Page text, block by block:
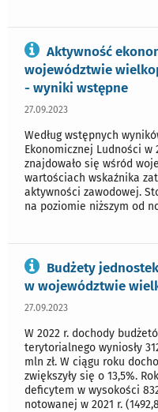
Aktywność
województwie
- wyniki wstępne
27.09.2023
Według wstępnych
Ekonomicznej Ludności
znajdowało się wśród
wartościach wskaźnika
aktywności zawodowej.
na poziomie niższym od
Budżety
w województwie
27.09.2023
W 2022 r. dochody
terytorialnego wyniosły
mln zł. W ciągu roku
zwiększyły się o 13,5%.
deficytem w wysokości
notowanej w 2021 r.